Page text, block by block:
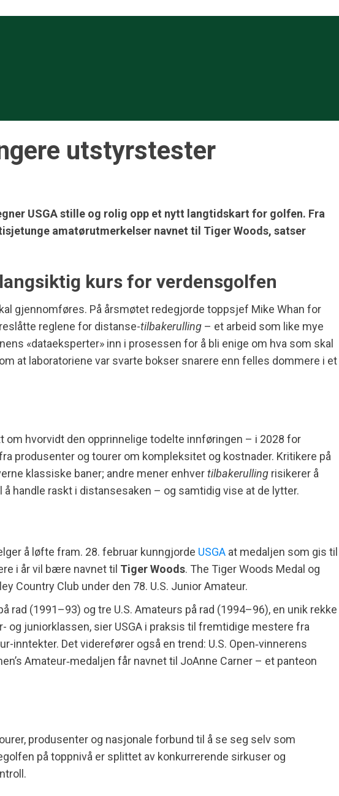
utstyrstester
USGA stille og rolig opp et nytt langtidskart for golfen. Fra
amatørutmerkelser navnet til Tiger Woods, satser
kurs for verdensgolfen
gjennomføres. På årsmøtet redegjorde toppsjef Mike Whan for
reglene for distanse-tilbakerulling – et arbeid som like mye
«dataeksperter» inn i prosessen for å bli enige om hva som skal
at laboratoriene var svarte bokser snarere enn felles dommere i et
om hvorvidt den opprinnelige todelte innføringen – i 2028 for
produsenter og tourer om kompleksitet og kostnader. Kritikere på
klassiske baner; andre mener enhvertilbakerulling risikerer å
handle raskt i distansesaken – og samtidig vise at de lytter.
å løfte fram. 28. februar kunngjorde USGA at medaljen som gis til
i år vil bære navnet til Tiger Woods. The Tiger Woods Medal og
Country Club under den 78. U.S. Junior Amateur.
rad (1991–93) og tre U.S. Amateurs på rad (1994–96), en unik rekke
juniorklassen, sier USGA i praksis til fremtidige mestere fra
inntekter. Det viderefører også en trend: U.S. Open‑vinnerens
Amateur‑medaljen får navnet til JoAnne Carner – et panteon
produsenter og nasjonale forbund til å se seg selv som
på toppnivå er splittet av konkurrerende sirkuser og